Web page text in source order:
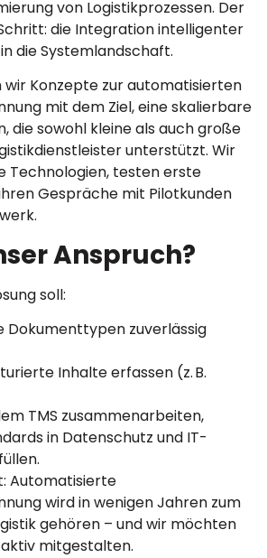
von Logistikprozessen. Der
die Integration intelligenter
die Systemlandschaft.
Konzepte zur automatisierten
mit dem Ziel, eine skalierbare
die sowohl kleine als auch große
unterstützt. Wir
Technologien, testen erste
Gespräche mit Pilotkunden
Anspruch?
soll:
Dokumenttypen zuverlässig
Inhalte erfassen (z. B.
TMS zusammenarbeiten,
in Datenschutz und IT-
Automatisierte
wird in wenigen Jahren zum
gehören – und wir möchten
mitgestalten.